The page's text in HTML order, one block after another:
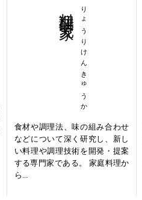
りょうりけんきゅうか
食材や調理法、味の組み合わせ
などについて深く研究し、新し
い料理や調理技術を開発・提案
する専門家である。 家庭料理か
ら...